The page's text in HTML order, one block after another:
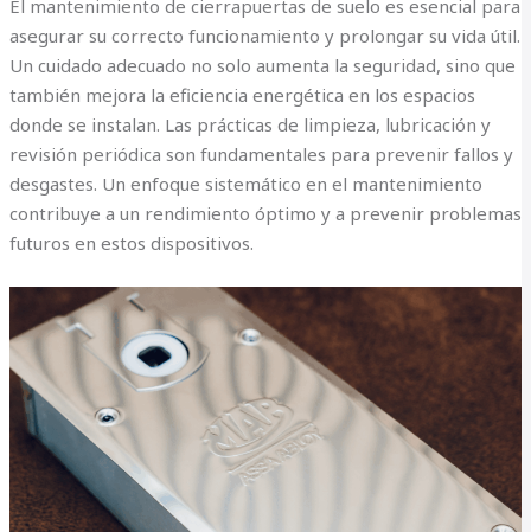
El mantenimiento de cierrapuertas de suelo es esencial para
asegurar su correcto funcionamiento y prolongar su vida útil.
Un cuidado adecuado no solo aumenta la seguridad, sino que
también mejora la eficiencia energética en los espacios
donde se instalan. Las prácticas de limpieza, lubricación y
revisión periódica son fundamentales para prevenir fallos y
desgastes. Un enfoque sistemático en el mantenimiento
contribuye a un rendimiento óptimo y a prevenir problemas
futuros en estos dispositivos.